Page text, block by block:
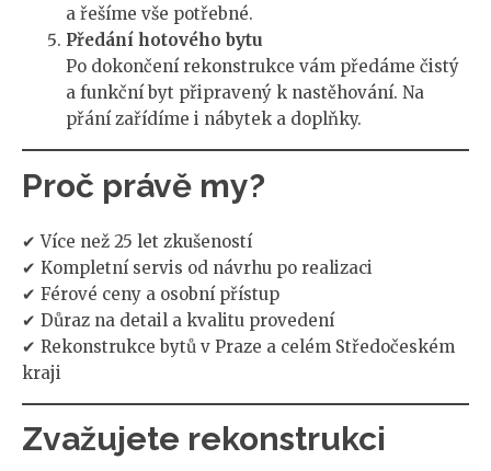
a řešíme vše potřebné.
Předání hotového bytu
Po dokončení rekonstrukce vám předáme čistý
a funkční byt připravený k nastěhování. Na
přání zařídíme i nábytek a doplňky.
Proč právě my?
✔ Více než 25 let zkušeností
✔ Kompletní servis od návrhu po realizaci
✔ Férové ceny a osobní přístup
✔ Důraz na detail a kvalitu provedení
✔ Rekonstrukce bytů v Praze a celém Středočeském
kraji
Zvažujete rekonstrukci